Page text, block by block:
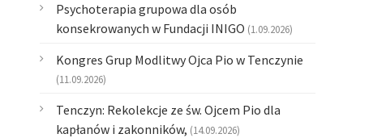
Psychoterapia grupowa dla osób
konsekrowanych w Fundacji INIGO (1.09.2026)
Kongres Grup Modlitwy Ojca Pio w Tenczynie
(11.09.2026)
Tenczyn: Rekolekcje ze św. Ojcem Pio dla
kapłanów i zakonników, (14.09.2026)